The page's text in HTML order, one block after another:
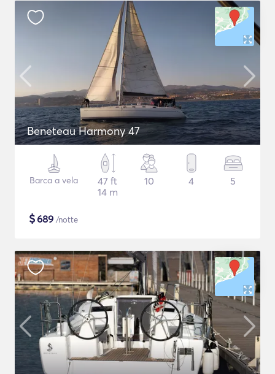
Beneteau Harmony 47
Barca a vela
47 ft
14 m
10 4 5
$689 /notte